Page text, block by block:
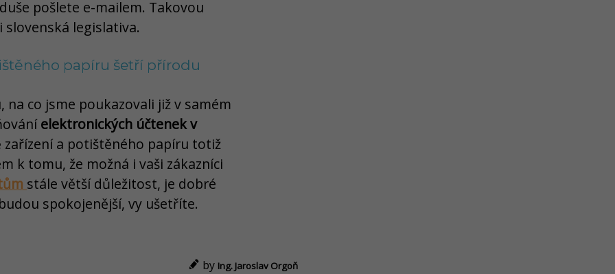
pošlete e-mailem. Takovou
legislativa.
papíru šetří přírodu
co jsme poukazovali již v samém
elektronických účtenek v
zařízení a potištěného papíru totiž
k tomu, že možná i vaši zákazníci
stále větší důležitost, je dobré
spokojenější, vy ušetříte.
by Ing. Jaroslav Orgoň